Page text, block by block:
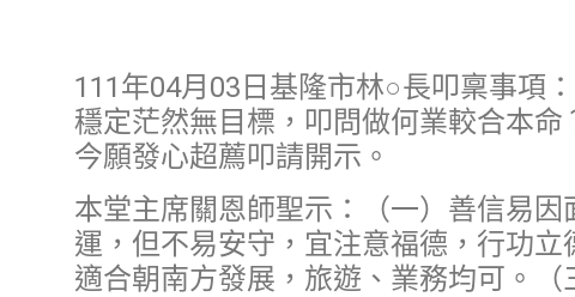
111年04月03日基隆市林○長叩稟事項
穩定茫然無目標，叩問做何業較合本
今願發心超薦叩請開示。
本堂主席關恩師聖示：（一）善信易
運，但不易安守，宜注意福德，行功立
適合朝南方發展，旅遊、業務均可。（